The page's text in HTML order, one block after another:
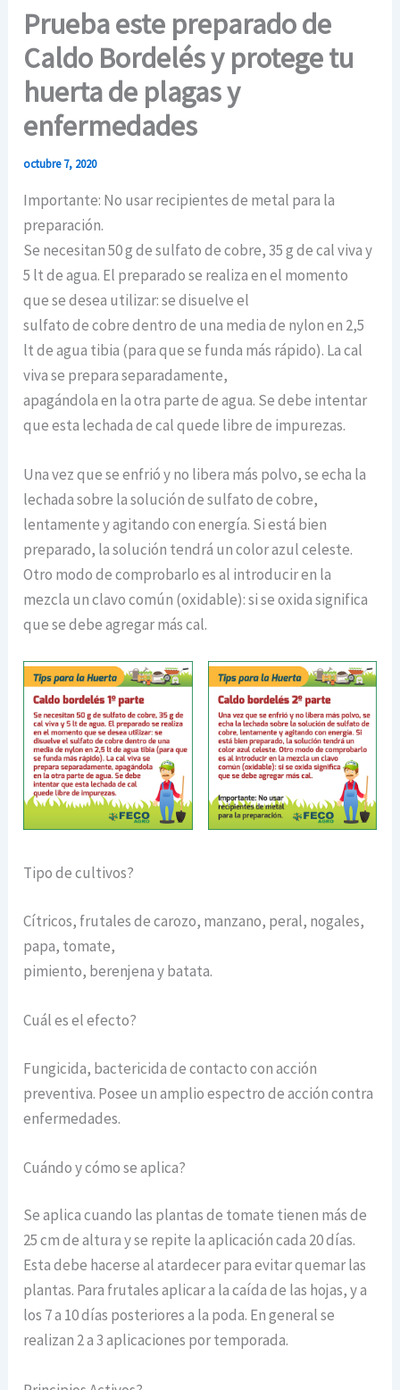
Prueba este preparado de
Caldo Bordelés y protege tu
huerta de plagas y
enfermedades
octubre 7, 2020
Importante: No usar recipientes de metal para la
preparación.
Se necesitan 50 g de sulfato de cobre, 35 g de cal viva y
5 lt de agua. El preparado se realiza en el momento
que se desea utilizar: se disuelve el
sulfato de cobre dentro de una media de nylon en 2,5
lt de agua tibia (para que se funda más rápido). La cal
viva se prepara separadamente,
apagándola en la otra parte de agua. Se debe intentar
que esta lechada de cal quede libre de impurezas.
Una vez que se enfrió y no libera más polvo, se echa la
lechada sobre la solución de sulfato de cobre,
lentamente y agitando con energía. Si está bien
preparado, la solución tendrá un color azul celeste.
Otro modo de comprobarlo es al introducir en la
mezcla un clavo común (oxidable): si se oxida significa
que se debe agregar más cal.
Tipo de cultivos?
Cítricos, frutales de carozo, manzano, peral, nogales,
papa, tomate,
pimiento, berenjena y batata.
Cuál es el efecto?
Fungicida, bactericida de contacto con acción
preventiva. Posee un amplio espectro de acción contra
enfermedades.
Cuándo y cómo se aplica?
Se aplica cuando las plantas de tomate tienen más de
25 cm de altura y se repite la aplicación cada 20 días.
Esta debe hacerse al atardecer para evitar quemar las
plantas. Para frutales aplicar a la caída de las hojas, y a
los 7 a 10 días posteriores a la poda. En general se
realizan 2 a 3 aplicaciones por temporada.